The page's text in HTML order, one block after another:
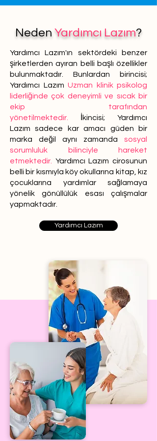
Neden Yardımcı Lazım?
Yardımcı Lazım'ın sektördeki benzer
şirketlerden ayıran belli başlı özellikler
bulunmaktadır. Bunlardan birincisi;
Yardımcı Lazım Uzman klinik psikolog
liderliğinde çok deneyimli ve sıcak bir
ekip tarafından
yönetilmektedir.
İkincisi; Yardımcı
Lazım sadece kar amacı güden bir
marka değil aynı zamanda sosyal
sorumluluk bilinciyle hareket
etmektedir.
Yardımcı Lazım cirosunun
belli bir kısmıyla köy okullarına kitap, kız
çocuklarına yardımlar sağlamaya
yönelik gönüllülük esası çalışmalar
yapmaktadır.
Yardımcı Lazım